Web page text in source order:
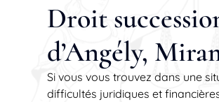
Droit
d’Angély,
Si vous vous trouvez dans une
difficultés juridiques et